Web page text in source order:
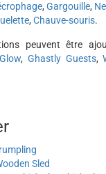
, Gargouille,
, Chauve-souris.
peuvent être
, Ghastly Guests,
Sled